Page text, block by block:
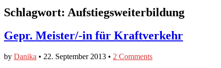
Schlagwort: Aufstiegsweiterbildung
Gepr. Meister/-in für Kraftverkehr
by Danika • 22. September 2013 • 2 Comments